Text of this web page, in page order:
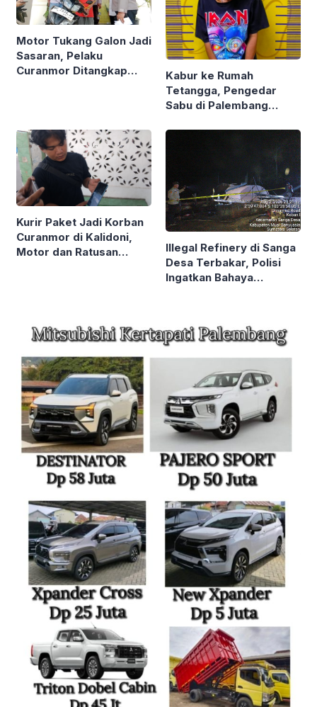
Motor Tukang Galon Jadi
Sasaran, Pelaku
Curanmor Ditangkap
Kabur ke Rumah
Tetangga, Pengedar
Sabu di Palembang
Sumsel
Kurir Paket Jadi Korban
Curanmor di Kalidoni,
Motor dan Ratusan
Illegal Refinery di Sanga
Desa Terbakar, Polisi
Ingatkan Bahaya